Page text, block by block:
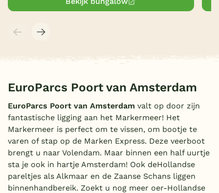
EuroParcs Poort van Amsterdam
EuroParcs Poort van Amsterdam valt op door zijn
fantastische ligging aan het Markermeer! Het
Markermeer is perfect om te vissen, om bootje te
varen of stap op de Marken Express. Deze veerboot
brengt u naar Volendam. Maar binnen een half uurtje
sta je ook in hartje Amsterdam! Ook deHollandse
pareltjes als Alkmaar en de Zaanse Schans liggen
binnenhandbereik. Zoekt u nog meer oer-Hollandse